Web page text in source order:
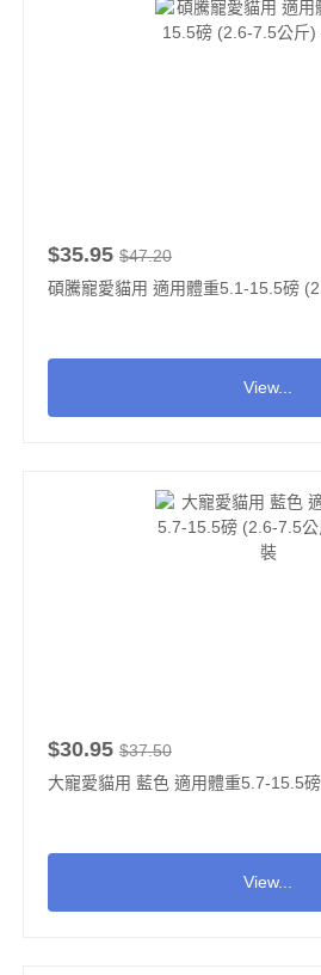
$35.95 $47.20
碩騰寵愛貓用 適用體重5.1-15.5磅
View...
$30.95 $37.50
大寵愛貓用 藍色 適用體重5.7-15.5
View...